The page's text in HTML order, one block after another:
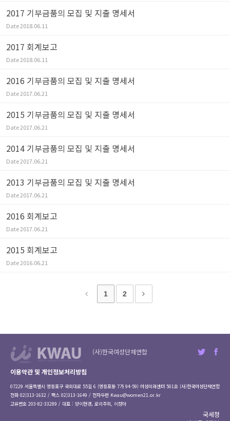
2017 기부금품의 모집 및 지출 명세서
Date2018.06.11
2017 회계보고
Date2018.06.11
2016 기부금품의 모집 및 지출 명세서
Date2017.06.21
2015 기부금품의 모집 및 지출 명세서
Date2017.06.21
2014 기부금품의 모집 및 지출 명세서
Date2017.06.21
2013 기부금품의 모집 및 지출 명세서
Date2017.06.21
2016 회계보고
Date2017.06.21
2015 회계보고
Date2016.06.21
1 2
(사)한국여성단체연합
이용약관 및 개인정보처리방침
07229 서울특별시 영등포구 국회대로 55길 6 (영등포동 7가 94-59) 여성미래센터 501호 (사)한국여성단체연합
전화 02)313-1632 / 팩스 02)313-1649 / 전자우편 Kwau@women21.or.kr
고유번호 203-82-33289 / 대표 : 양이현경, 로리주희, 이정아
국세청